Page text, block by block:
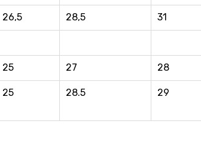
26,5 28,5 31
25 27 28
25 28.5 29